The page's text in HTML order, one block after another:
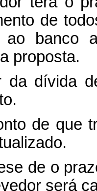
de
banco
proposta.
dívida
de que
de o
será